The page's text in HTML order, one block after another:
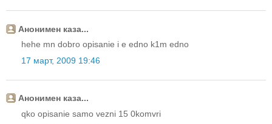
Анонимен каза...
hehe mn dobro opisanie i e edno k1m edno
17 март, 2009 19:46
Анонимен каза...
qko opisanie samo vezni 15 0komvri